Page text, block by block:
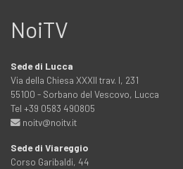
NoiTV
Sede di Lucca
Via della Chiesa XXXII trav. I, 231
55100 - Sorbano del Vescovo, Lucca
Tel +39 0583 490805
noitv@noitv.it
Sede di Viareggio
Corso Garibaldi, 44